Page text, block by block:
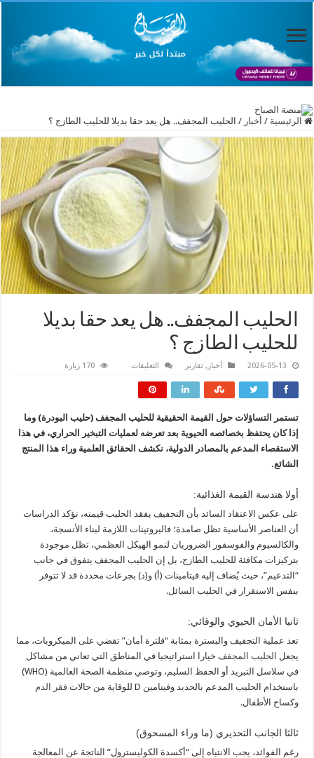
الرئيسية / أخبار / الحليب المجفف.. هل يعد حقا بديلا للحليب الطازج ؟
الحليب المجفف.. هل يعد حقا بديلا
للحليب الطازج ؟
2026-05-13 أخبار ,تقارير التعليقات
بديلا
للحليب
الطازج
؟
مغلقة
170 زيارة
تستمر التساؤلات حول القيمة الحقيقية للحليب المجفف (حليب البودرة) وما
إذا كان يحتفظ بخصائصه الحيوية بعد تعرضه لعمليات التبخير الحراري، في هذا
الاستقصاء المدعم بالمصادر الدولية، نكشف الحقائق العلمية وراء هذا المنتج
الشائع.
أولا هندسة القيمة الغذائية:
على عكس الاعتقاد السائد بأن التجفيف يفقد الحليب قيمته، تؤكد الدراسات
أن العناصر الأساسية تظل صامدة؛ فالبروتينات اللازمة لبناء الأنسجة،
والكالسيوم والفوسفور الضروريان لنمو الهيكل العظمي، تظل موجودة
بتركيزات مكافئة للحليب الطازج، بل إن الحليب المجفف يتفوق في جانب
“التدعيم”، حيث يُضاف إليه فيتامينات (أ) و(د) بجرعات محددة قد لا تتوفر
بنفس الاستقرار في الحليب السائل.
ثانيا الأمان الحيوي والوقائي:
تعد عملية التجفيف والبسترة بمثابة “فلترة أمان” تقضي على الميكروبات، مما
يجعل الحليب المجفف خيارا استراتيجيا في المناطق التي تعاني من مشاكل
في سلاسل التبريد أو الحفظ السليم، وتوصي منظمة الصحة العالمية (WHO)
باستخدام الحليب المدعم بالحديد وفيتامين D للوقاية من حالات
فقر الدم
وكساح الأطفال.
ثالثا الجانب التحذيري (ما وراء المسحوق)
رغم الفوائد، يجب الانتباه إلى “أكسدة الكوليسترول” الناتجة عن المعالجة